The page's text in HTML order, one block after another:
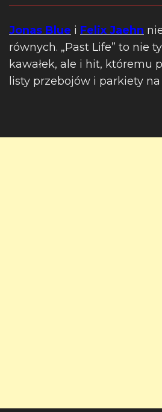
Jonas Blue i Felix Jaehn
równych. „Past Life” to nie
kawałek, ale i hit, któremu
listy przebojów i parkiety na